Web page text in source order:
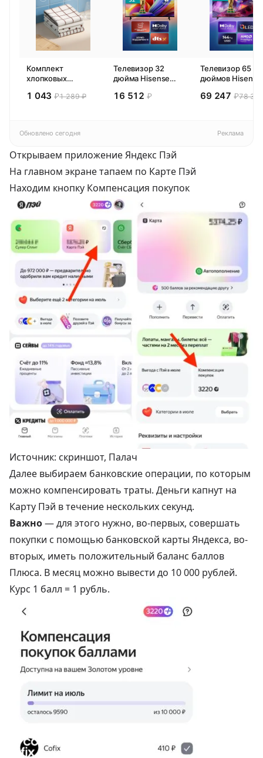
Комплект
хлопковых
полотенец 4 шт,
1 043₽1 289 ₽
Телевизор 32
дюйма Hisense
Смарт ТВ HD
16 512 ₽
Телевизор 65
дюймов Hisense
(2026) Смарт ТВ
69 247 ₽78
Обновлено сегодня Реклама
Открываем приложение Яндекс Пэй
На главном экране тапаем по Карте Пэй
Находим кнопку Компенсация покупок
Источник: скриншот, Палач
Далее выбираем банковские операции, по которым
можно компенсировать траты. Деньги капнут на
Карту Пэй в течение нескольких секунд.
Важно— для этого нужно, во-первых, совершать
покупки с помощью банковской карты Яндекса, во-
вторых, иметь положительный баланс баллов
Плюса. В месяц можно вывести до 10 000 рублей.
Курс 1 балл = 1 рубль.